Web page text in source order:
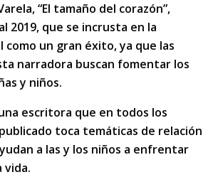
“El tamaño del corazón”,
2019, que se incrusta en la
un gran éxito, ya que las
narradora buscan fomentar los
y niños.
escritora que en todos los
toca temáticas de relación
a las y los niños a enfrentar
vida.